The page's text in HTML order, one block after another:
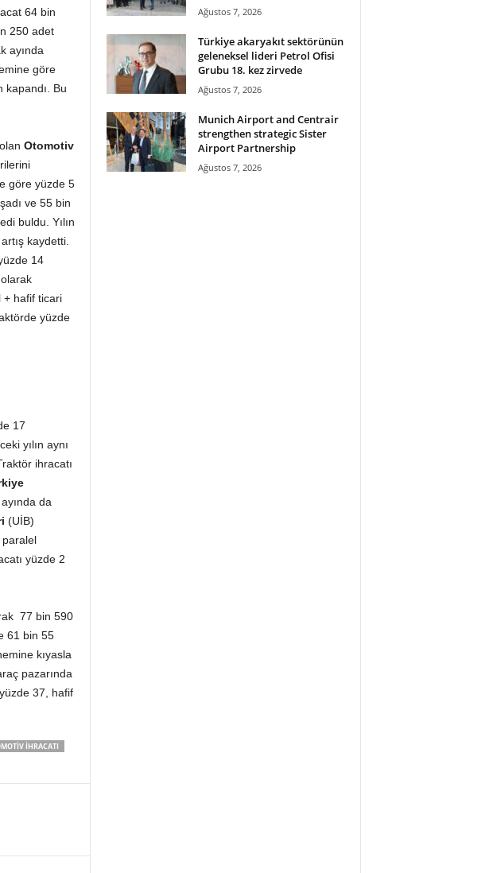
64 bin
250 adet
ayında
göre
Bu
Otomotiv
göre yüzde 5
ve 55 bin
buldu. Yılın
kaydetti.
14
+ hafif ticari
yüzde
17
yılın aynı
ihracatı
da
(UİB)
paralel
yüzde 2
77 bin 590
61 bin 55
kıyasla
pazarında
37, hafif
IHRACATI
Ağustos 7, 2026
Türkiye akaryakıt sektörünün
geleneksel lideri Petrol Ofisi
Grubu 18. kez zirvede
Ağustos 7, 2026
Munich Airport and Centrair
strengthen strategic Sister
Airport Partnership
Ağustos 7, 2026